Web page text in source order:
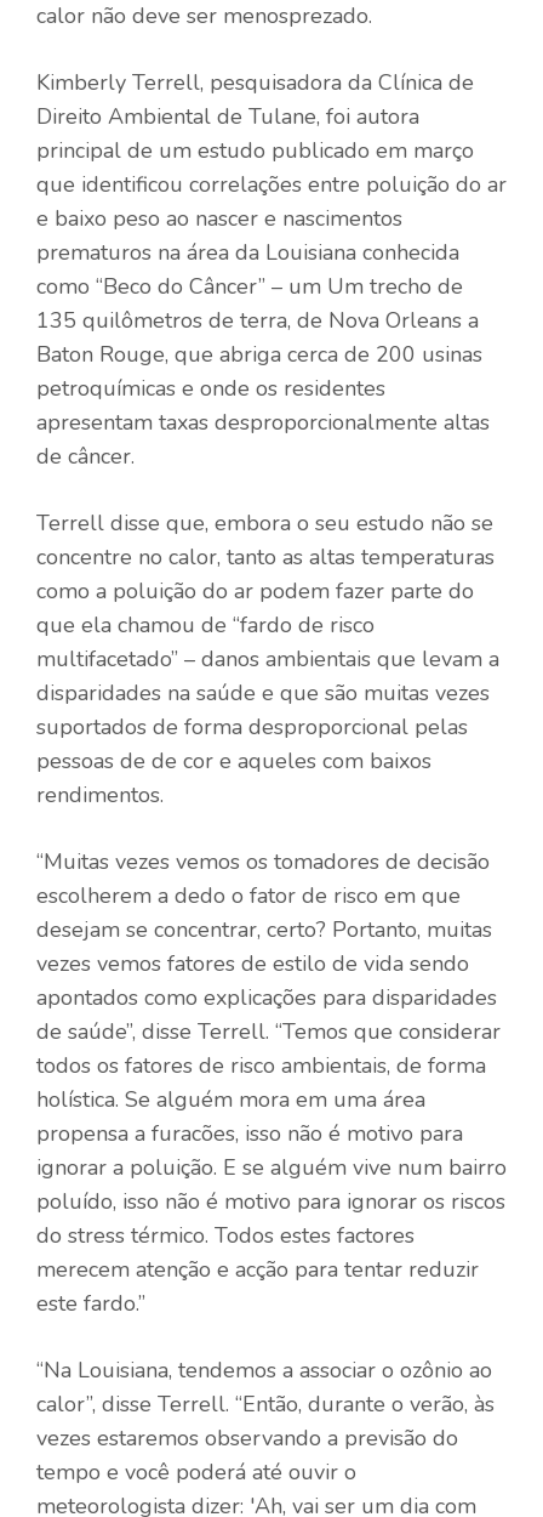
calor não deve ser menosprezado.
Kimberly Terrell, pesquisadora da Clínica de
Direito Ambiental de Tulane, foi autora
principal de um estudo publicado em março
que identificou correlações entre poluição do ar
e baixo peso ao nascer e nascimentos
prematuros na área da Louisiana conhecida
como “Beco do Câncer” – um Um trecho de
135 quilômetros de terra, de Nova Orleans a
Baton Rouge, que abriga cerca de 200 usinas
petroquímicas e onde os residentes
apresentam taxas desproporcionalmente altas
de câncer.
Terrell disse que, embora o seu estudo não se
concentre no calor, tanto as altas temperaturas
como a poluição do ar podem fazer parte do
que ela chamou de “fardo de risco
multifacetado” – danos ambientais que levam a
disparidades na saúde e que são muitas vezes
suportados de forma desproporcional pelas
pessoas de de cor e aqueles com baixos
rendimentos.
“Muitas vezes vemos os tomadores de decisão
escolherem a dedo o fator de risco em que
desejam se concentrar, certo? Portanto, muitas
vezes vemos fatores de estilo de vida sendo
apontados como explicações para disparidades
de saúde”, disse Terrell. “Temos que considerar
todos os fatores de risco ambientais, de forma
holística. Se alguém mora em uma área
propensa a furacões, isso não é motivo para
ignorar a poluição. E se alguém vive num bairro
poluído, isso não é motivo para ignorar os riscos
do stress térmico. Todos estes factores
merecem atenção e acção para tentar reduzir
este fardo.”
“Na Louisiana, tendemos a associar o ozônio ao
calor”, disse Terrell. “Então, durante o verão, às
vezes estaremos observando a previsão do
tempo e você poderá até ouvir o
meteorologista dizer: 'Ah, vai ser um dia com